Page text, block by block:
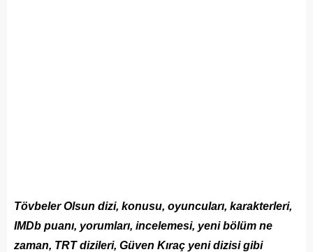
Tövbeler Olsun dizi, konusu, oyuncuları, karakterleri,
IMDb puanı, yorumları, incelemesi, yeni bölüm ne
zaman, TRT dizileri, Güven Kıraç yeni dizisi gibi